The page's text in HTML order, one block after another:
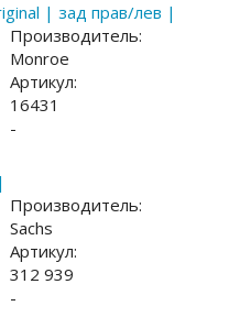
| зад прав/лев |
Производитель:
Monroe
Артикул:
16431
-
Производитель:
Sachs
Артикул:
312 939
-